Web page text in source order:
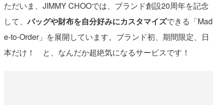
ただいま、JIMMY CHOOでは、ブランド創設20周年を記念
して、バッグや財布を自分好みにカスタマイズできる「Mad
e-to-Order」を展開しています。ブランド初、期間限定、日
本だけ！ と、なんだか超絶気になるサービスです！